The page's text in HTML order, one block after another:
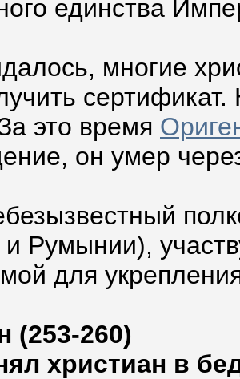
единства
многие
это время
он умер
Румынии),
для
(253-260)
христиан в